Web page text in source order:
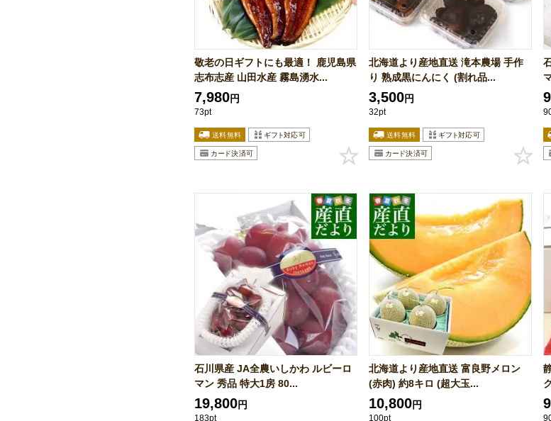
敬老の日ギフトにも最適！ 鹿児島県
志布志産 山田水産 霧島湧水...
7,980円
73pt
北海道より産地直送 滝本農場 手作
り 熟成黒にんにく (割れ品...
3,500円
32pt
石川県産 JA全農いしかわ ルビーロ
マン 秀品 特大1房 80...
19,800円
183pt
北海道より産地直送 富良野メロン
(赤肉) 約8キロ (超大玉...
10,800円
100pt